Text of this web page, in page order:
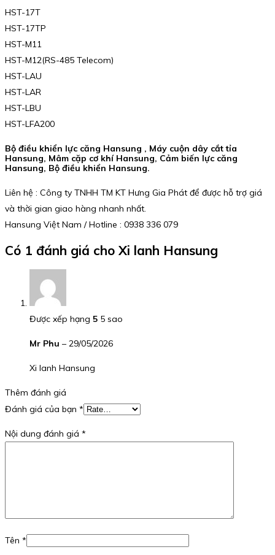
HST-17T
HST-17TP
HST-M11
HST-M12(RS-485 Telecom)
HST-LAU
HST-LAR
HST-LBU
HST-LFA200
Bộ điều khiển lực căng Hansung , Máy cuộn dây cắt tỉa
Hansung, Mâm cặp cơ khí Hansung, Cảm biến lực căng
Hansung, Bộ điều khiển Hansung.
Liên hệ : Công ty TNHH TM KT Hưng Gia Phát để được hỗ trợ giá
và thời gian giao hàng nhanh nhất.
Hansung Việt Nam / Hotline : 0938 336 079
Có 1 đánh giá cho Xi lanh Hansung
Được xếp hạng 5 5 sao
Mr Phu – 29/05/2026
Xi lanh Hansung
Thêm đánh giá
Đánh giá của bạn *
Nội dung đánh giá *
Tên *